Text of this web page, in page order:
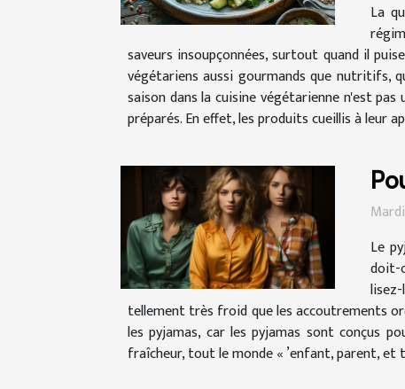
La
saveurs insoupçonnées, surtout quand il
végétariens aussi gourmands que nutritifs,
saison dans la cuisine végétarienne n'est
préparés. En effet, les produits cueillis à leur
Le
doit-
tellement très froid que les accoutrements
les pyjamas, car les pyjamas sont conçus
fraîcheur, tout le monde « ’enfant, parent, et